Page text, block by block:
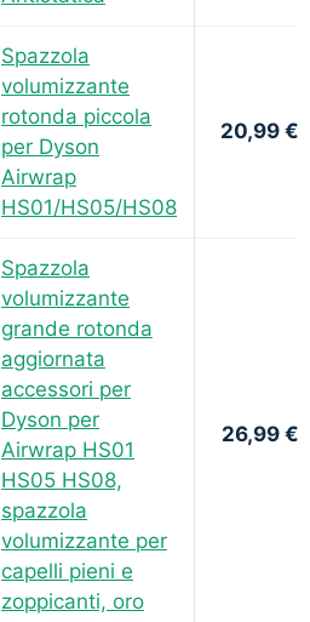
Spazzola
volumizzante
rotonda piccola
per Dyson
Airwrap
HS01/HS05/HS08
20,99 €
Spazzola
volumizzante
grande rotonda
aggiornata
accessori per
Dyson per
Airwrap HS01
HS05 HS08,
spazzola
volumizzante per
capelli pieni e
zoppicanti, oro
26,99 €